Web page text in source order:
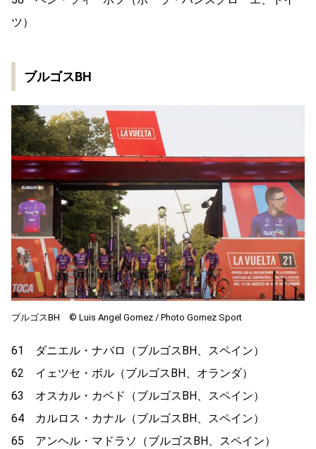
ツ）
ブルゴスBH
ブルゴスBH ©︎ Luis Angel Gomez / Photo Gomez Sport
61 ダニエル・ナバロ（ブルゴスBH、スペイン）
62 イェツセ・ボル（ブルゴスBH、オランダ）
63 オスカル・カベド（ブルゴスBH、スペイン）
64 カルロス・カナル（ブルゴスBH、スペイン）
65 アンヘル・マドラソ（ブルゴスBH、スペイン）